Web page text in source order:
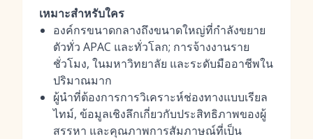
เหมาะสำหรับใคร
องค์กรขนาดกลางถึงขนาดใหญ่ที่กำลังขยาย
ตัวทั่ว APAC และทั่วโลก; การจ้างงานราย
ชั่วโมง, ในมหาวิทยาลัย และระดับมืออาชีพใน
ปริมาณมาก
ผู้นำที่ต้องการการวิเคราะห์ช่องทางแบบเรียล
ไทม์, ข้อมูลเชิงลึกเกี่ยวกับประสิทธิภาพของผู้
สรรหา และคุณภาพการสัมภาษณ์ที่เป็น